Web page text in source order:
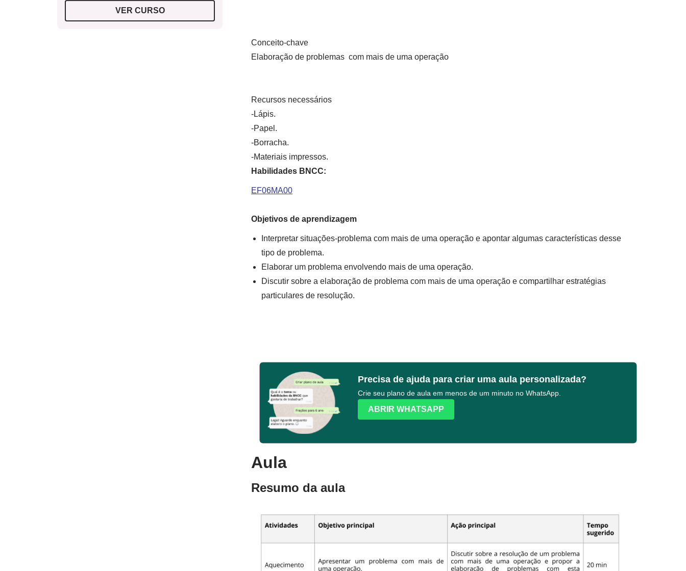
VER CURSO
Conceito-chave
Elaboração de problemas com mais de uma operação
Recursos necessários
-Lápis.
-Papel.
-Borracha.
-Materiais impressos.
Habilidades BNCC:
EF06MA00
Objetivos de aprendizagem
Interpretar situações-problema com mais de uma operação e apontar algumas características desse
tipo de problema.
Elaborar um problema envolvendo mais de uma operação.
Discutir sobre a elaboração de problema com mais de uma operação e compartilhar estratégias
particulares de resolução.
Precisa de ajuda para criar uma aula personalizada?
Crie seu plano de aula em menos de um minuto no WhatsApp.
ABRIR WHATSAPP
Aula
Resumo da aula